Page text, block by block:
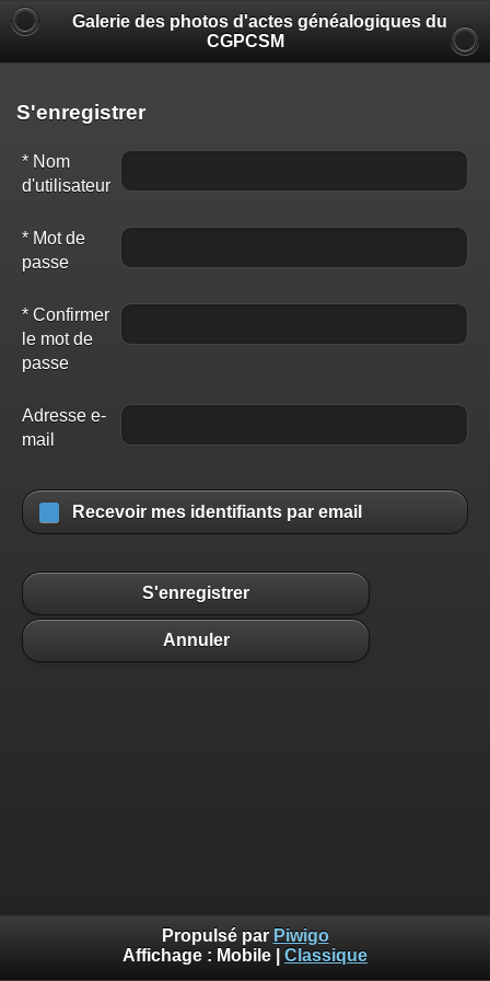
Galerie des photos d'actes généalogiques du
CGPCSM
S'enregistrer
* Nom
d'utilisateur
* Mot de
passe
* Confirmer
le mot de
passe
Adresse e-
mail
Recevoir mes identifiants par email
S'enregistrer
Annuler
Propulsé par Piwigo
Affichage : Mobile Classique